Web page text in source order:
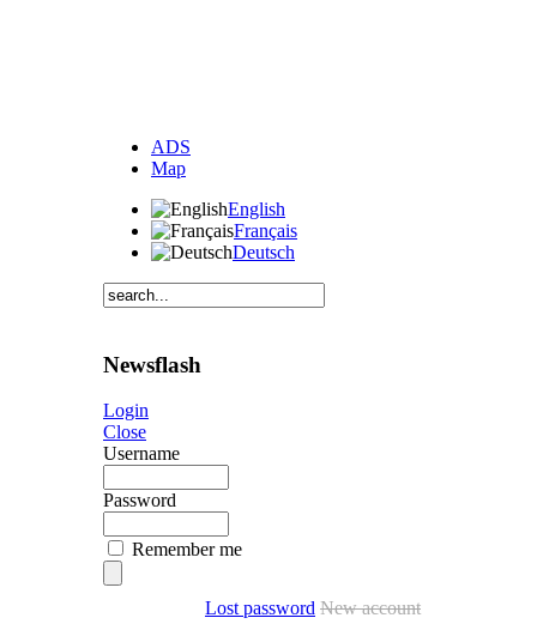
ADS
Map
English
Français
Deutsch
Newsflash
Login
Close
Username
Password
Remember me
Lost password New account